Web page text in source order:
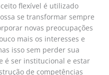
flexível é utilizado
se transformar sempre
novas preocupações
mais os interesses e
isso sem perder sua
é ser institucional e estar
de competências